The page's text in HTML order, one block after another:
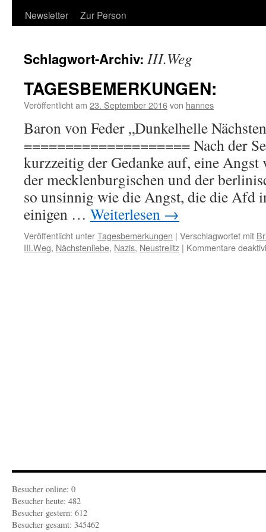
Newsletter
Zur Person
Schlagwort-Archiv: III.Weg
TAGESBEMERKUNGEN:
Veröffentlicht am 23. September 2016von hannes
Baron von Feder „Dunkelhelle
==================== Nach der
kurzzeitig der Gedanke auf, eine Angst
der mecklenburgischen und der
so unsinnig wie die Angst, die die Afd
einigen … Weiterlesen →
Veröffentlicht unterTagesbemerkungen | Verschlagwortet mit
III.Weg, Nächstenliebe, Nazis, Neustrelitz | Kommentare
Besucher online: 0
Besucher heute: 482
Besucher gestern: 612
Besucher gesamt: 345462